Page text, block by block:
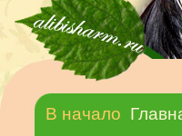
В начало